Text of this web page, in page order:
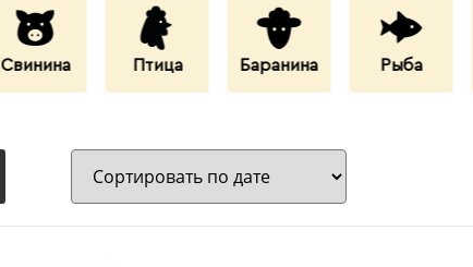
Свинина Птица Баранина Рыба